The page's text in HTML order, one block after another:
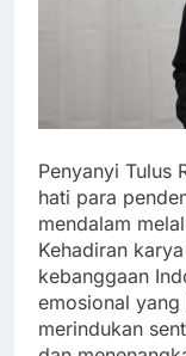
Penyanyi Tulus
hati para
mendalam
Kehadiran
kebanggaan
emosional
merindukan